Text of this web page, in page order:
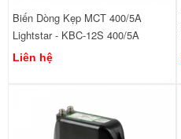
Biến Dòng Kẹp MCT 400/5A
Lightstar - KBC-12S 400/5A
Liên hệ